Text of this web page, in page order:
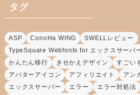
タグ
ASP ConoHa WING
SWELLレビュー
TypeSquare Webfonts for エックスサーバ
かんたん移行
きせかえデザイン すごい
アバターアイコン
アフィリエイト
アン
エックスサーバー
エラー エラー対処法